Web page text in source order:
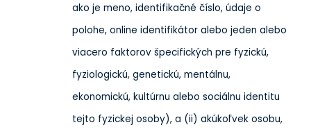
ako je meno, identifikačné číslo, údaje o
polohe, online identifikátor alebo jeden alebo
viacero faktorov špecifických pre fyzickú,
fyziologickú, genetickú, mentálnu,
ekonomickú, kultúrnu alebo sociálnu identitu
tejto fyzickej osoby), a (ii) akúkoľvek osobu,